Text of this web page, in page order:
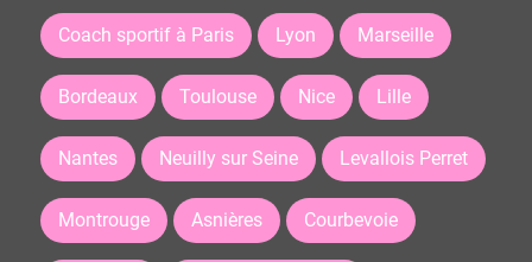
Coach sportif à Paris Lyon Marseille
Bordeaux Toulouse Nice Lille
Nantes Neuilly sur Seine Levallois Perret
Montrouge Asnières Courbevoie